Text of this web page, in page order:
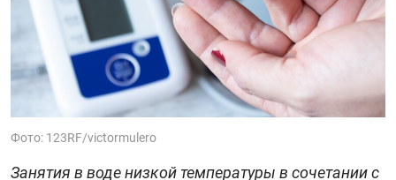
Фото: 123RF/victormulero
Занятия в воде низкой температуры в сочетании с